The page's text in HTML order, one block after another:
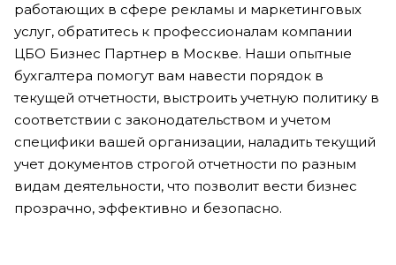
работающих в сфере рекламы и маркетинговых
услуг, обратитесь к профессионалам компании
ЦБО Бизнес Партнер в Москве. Наши опытные
бухгалтера помогут вам навести порядок в
текущей отчетности, выстроить учетную политику в
соответствии с законодательством и учетом
специфики вашей организации, наладить текущий
учет документов строгой отчетности по разным
видам деятельности, что позволит вести бизнес
прозрачно, эффективно и безопасно.